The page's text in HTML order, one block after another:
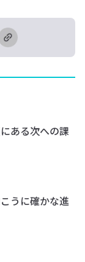
ある次への課
うに確かな進